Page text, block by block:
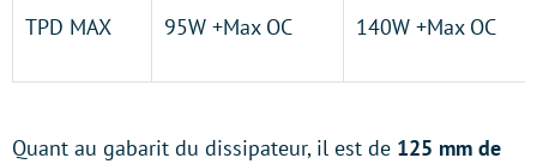
TPD MAX 95W +Max OC 140W +Max OC
Quant au gabarit du dissipateur, il est de 125 mm de